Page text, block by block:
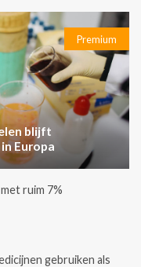
Premium
blijft
Europa
ruim 7%
gebruiken als